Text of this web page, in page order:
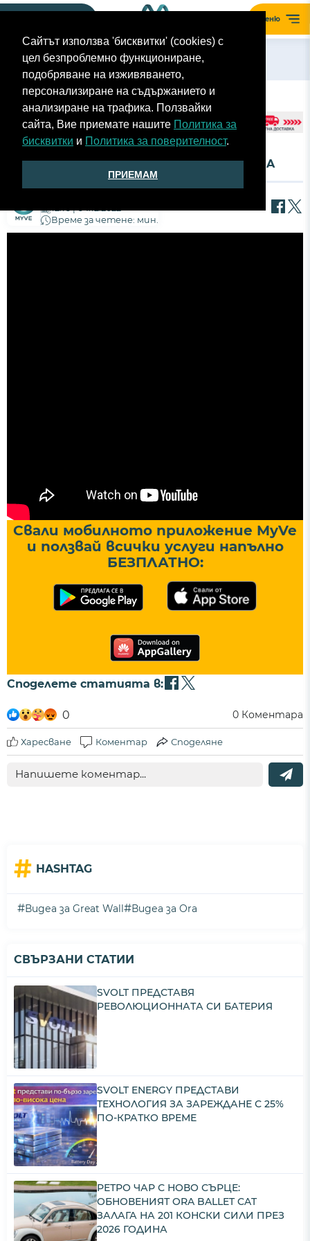
Сайтът използва 'бисквитки' (cookies) с
цел безпроблемно функциониране,
подобряване на изживяването,
персонализиране на съдържанието и
анализиране на трафика. Ползвайки
сайта, Вие приемате нашите Политика за
бисквитки и Политика за поверителност.
ПРИЕМАМ
Меню
Назад
АВТОСАЛОН ПАРИЖ 2022 GREAT WALL ORA
12:16 | 04.12.2022
Време за четене: мин.
Свали мобилното приложение MyVe
и ползвай всички услуги напълно
БЕЗПЛАТНО:
Споделете статията в:
0 0 Коментара
Харесване Коментар Споделяне
# HASHTAG
#Видеа за Great Wall#Видеа за Ora
СВЪРЗАНИ СТАТИИ
SVOLT ПРЕДСТАВЯ
РЕВОЛЮЦИОННАТА СИ БАТЕРИЯ
SVOLT ENERGY ПРЕДСТАВИ
ТЕХНОЛОГИЯ ЗА ЗАРЕЖДАНЕ С 25%
ПО-КРАТКО ВРЕМЕ
РЕТРО ЧАР С НОВО СЪРЦЕ:
ОБНОВЕНИЯТ ORA BALLET CAT
ЗАЛАГА НА 201 КОНСКИ СИЛИ ПРЕЗ
2026 ГОДИНА